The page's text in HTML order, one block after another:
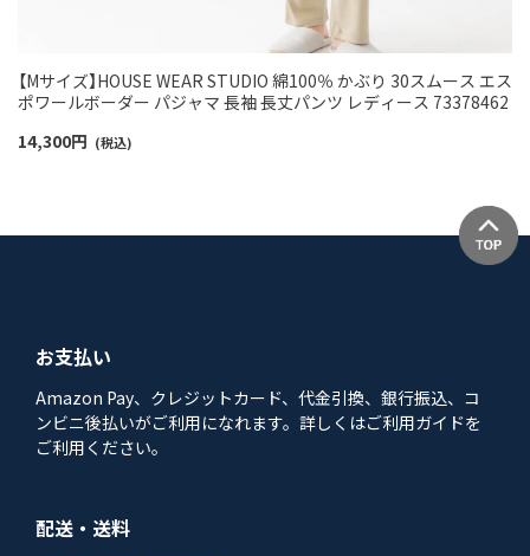
【Mサイズ】HOUSE WEAR STUDIO 綿100％ かぶり 30スムース エス
ポワールボーダー パジャマ 長袖 長丈パンツ レディース 73378462
14,300円 (税込)
お支払い
Amazon Pay、クレジットカード、代金引換、銀行振込、コ
ンビニ後払いがご利用になれます。詳しくはご利用ガイドを
ご利用ください。
配送・送料